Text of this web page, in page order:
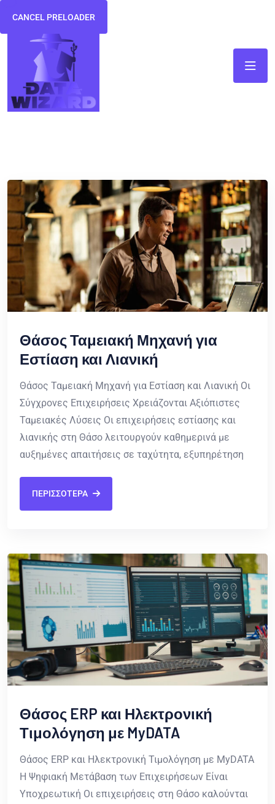
CANCEL PRELOADER
Θάσος Ταμειακή Μηχανή για
Εστίαση και Λιανική
Θάσος Ταμειακή Μηχανή για Εστίαση και Λιανική Οι
Σύγχρονες Επιχειρήσεις Χρειάζονται Αξιόπιστες
Ταμειακές Λύσεις Οι επιχειρήσεις εστίασης και
λιανικής στη Θάσο λειτουργούν καθημερινά με
αυξημένες απαιτήσεις σε ταχύτητα, εξυπηρέτηση
ΠΕΡΙΣΣΟΤΕΡΑ
Θάσος ERP και Ηλεκτρονική
Τιμολόγηση με MyDATA
Θάσος ERP και Ηλεκτρονική Τιμολόγηση με MyDATA
Η Ψηφιακή Μετάβαση των Επιχειρήσεων Είναι
Υποχρεωτική Οι επιχειρήσεις στη Θάσο καλούνται